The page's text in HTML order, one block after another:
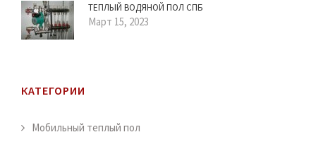
ТЕПЛЫЙ ВОДЯНОЙ ПОЛ СПБ
Март 15, 2023
КАТЕГОРИИ
Мобильный теплый пол